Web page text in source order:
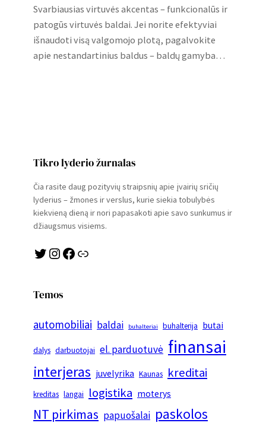
Svarbiausias virtuvės akcentas – funkcionalūs ir
patogūs virtuvės baldai. Jei norite efektyviai
išnaudoti visą valgomojo plotą, pagalvokite
apie nestandartinius baldus – baldų gamyba…
Tikro lyderio žurnalas
Čia rasite daug pozityvių straipsnių apie įvairių sričių
lyderius – žmones ir verslus, kurie siekia tobulybės
kiekvieną dieną ir nori papasakoti apie savo sunkumus ir
džiaugsmus visiems.
Twitter Instagram Facebook Link
Temos
automobiliai baldai buhalteriai buhalterija butai
dalys darbuotojai el. parduotuvė finansai
interjeras juvelyrika Kaunas kreditai
kreditas langai logistika moterys
NT pirkimas papuošalai paskolos